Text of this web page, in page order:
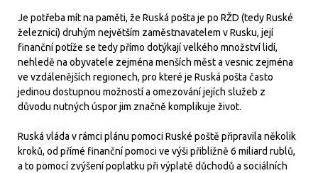
Je potřeba mít na paměti, že Ruská pošta je po RŽD (tedy Ruské
železnici) druhým největším zaměstnavatelem v Rusku, její
finanční potíže se tedy přímo dotýkají velkého množství lidí,
nehledě na obyvatele zejména menších měst a vesnic zejména
ve vzdálenějších regionech, pro které je Ruská pošta často
jedinou dostupnou možností a omezování jejích služeb z
důvodu nutných úspor jim značně komplikuje život.
Ruská vláda v rámci plánu pomoci Ruské poště připravila několik
kroků, od přímé finanční pomoci ve výši přibližně 6 miliard rublů,
a to pomocí zvýšení poplatku při výplatě důchodů a sociálních